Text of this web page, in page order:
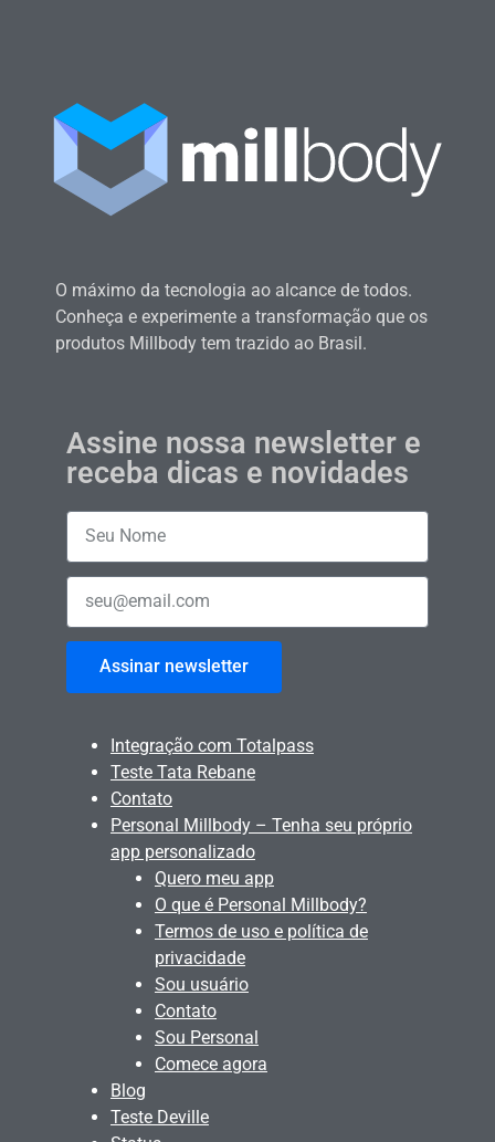
O máximo da tecnologia ao alcance de todos.
Conheça e experimente a transformação que os
produtos Millbody tem trazido ao Brasil.
Assine nossa newsletter e
receba dicas e novidades
Assinar newsletter
Integração com Totalpass
Teste Tata Rebane
Contato
Personal Millbody – Tenha seu próprio
app personalizado
Quero meu app
O que é Personal Millbody?
Termos de uso e política de
privacidade
Sou usuário
Contato
Sou Personal
Comece agora
Blog
Teste Deville